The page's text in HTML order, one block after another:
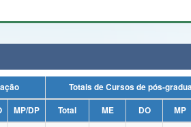
graduação
Totais de Cursos de pós-
MP/DP Total ME DO MP